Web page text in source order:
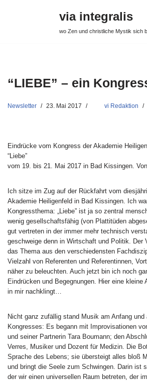
via integralis
wo Zen und christliche Mystik sich
“LIEBE” – ein
Newsletter 23. Mai 2017 vi Redaktion
Eindrücke vom Kongress der Akademie
“Liebe”
vom 19. bis 21. Mai 2017 in Bad Kissingen.
Ich sitze im Zug auf der Rückfahrt vom
Akademie Heiligenfeld in Bad Kissingen. Ich
Kongressthema: „Liebe” ist ja so zentral
wenig gesellschaftsfähig (von Plattitüden
gut vertreten in der immer mehr technisch
geschweige denn in Wirtschaft und Politik. Der
das Thema aus den verschiedensten
Vielzahl von Referenten und Referentinnen,
näher zu beleuchten. Auch jetzt bin ich noch
Eindrücken und Begegnungen. Hier eine kleine
in mir nachklingt…
Nicht ganz zufällig stand Musik am Anfang und
Kongresses: Es begann mit Improvisationen
und seiner Partnerin Tara Boumann; den
Verres, Musiker und Dozent für Medizin. Die
Sprache des Lebens; sie übersteigt alles bloß
und bringt die Seele zum Schwingen. Darin ist
der wir einen universellen Raum betreten, der